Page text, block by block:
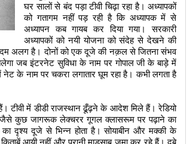
घर सालों से बंद पड़ा टीवी चिढ़ा रहा है। अध्यापकों
को गतागम नहीं पड़ रही है कि अध्यापक में से
अध्यापन कब गायब कर दिया गया। सरकारी
अध्यापकों को नयी योजना को संदेह से देखने की
अलग है। दोनों को एक दूजे की नक़ल से जितना संभव
जब इंटरनेट सुविधा के नाम पर गोपाल जी के बाड़े में
नेट के नाम पर चकरा लगातार घूम रहा है। कभी लगता है
टीवी में डीडी राजस्थान ढूँढ़ने के आदेश मिले हैं। रेडियो
जैसे कुछ जागरूक लेक्चरर गूगल क्लासरूम पर पढ़ाने का
दृश्य दूजे से भिन्न होता है। सोयाबीन और मक्की के